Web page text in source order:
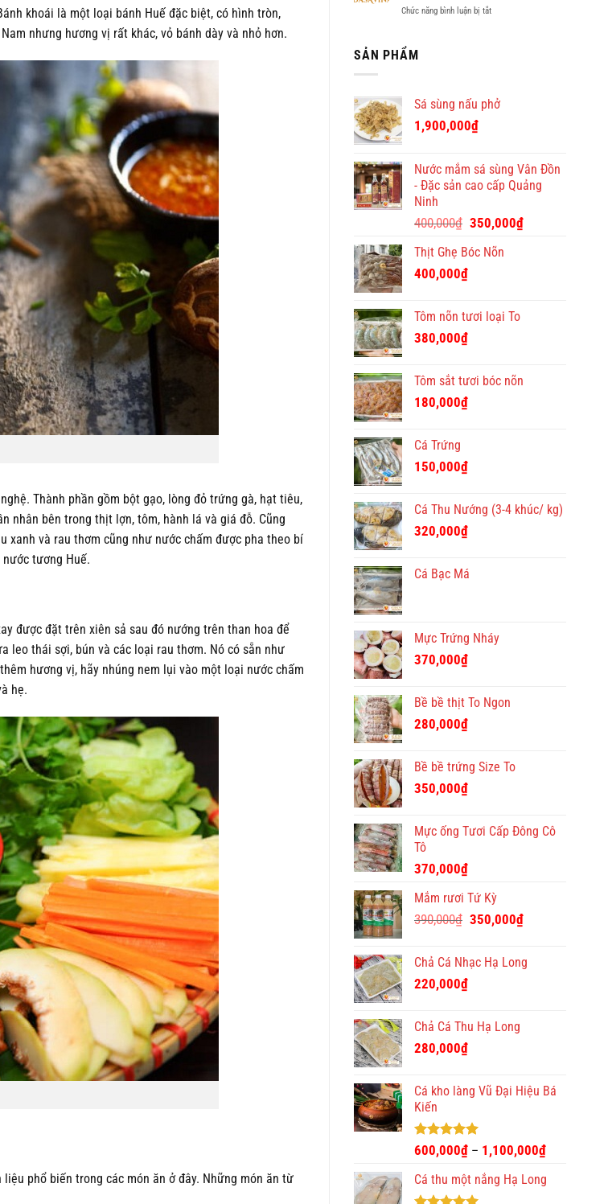
khoái là một loại bánh Huế đặc biệt, có hình tròn,
nhưng hương vị rất khác, vỏ bánh dày và nhỏ hơn.
Thành phần gồm bột gạo, lòng đỏ trứng gà, hạt tiêu,
nhân bên trong thịt lợn, tôm, hành lá và giá đỗ. Cũng
xanh và rau thơm cũng như nước chấm được pha theo bí
tương Huế.
được đặt trên xiên sả sau đó nướng trên than hoa để
leo thái sợi, bún và các loại rau thơm. Nó có sẵn như
hương vị, hãy nhúng nem lụi vào một loại nước chấm
hẹ.
phổ biến trong các món ăn ở đây. Những món ăn từ
giá
độc
đô:
quà
nghĩa
và
độc
Chức năng bình luận bị tắtở
SẢN PHẨM
Sá sùng nấu phở
1,900,000₫
Nước mắm sá sùng Vân Đồn
- Đặc sản cao cấp Quảng
Ninh
400,000₫ Giá
là:
350,000₫Giá
Thịt Ghẹ Bóc Nõn
400,000₫
Tôm nõn tươi loại To
380,000₫
Tôm sắt tươi bóc nõn
180,000₫
Cá Trứng
150,000₫
Cá Thu Nướng (3-4 khúc/ kg)
320,000₫
Cá Bạc Má
Mực Trứng Nháy
370,000₫
Bề bề thịt To Ngon
280,000₫
Bề bề trứng Size To
350,000₫
Mực ống Tươi Cấp Đông Cô
Tô
370,000₫
Mắm rươi Tứ Kỳ
390,000₫ Giá
390,000₫.
350,000₫Giá
là:
Chả Cá Nhạc Hạ Long
220,000₫
Chả Cá Thu Hạ Long
280,000₫
Cá kho làng Vũ Đại Hiệu Bá
Kiến
Được xếp
hạng
4.93
5 sao
600,000₫ – 1,100,000₫
Cá thu một nắng Hạ Long